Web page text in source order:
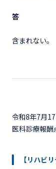
答
含まれない。
令和8年7月
医科診療報
【リハビ